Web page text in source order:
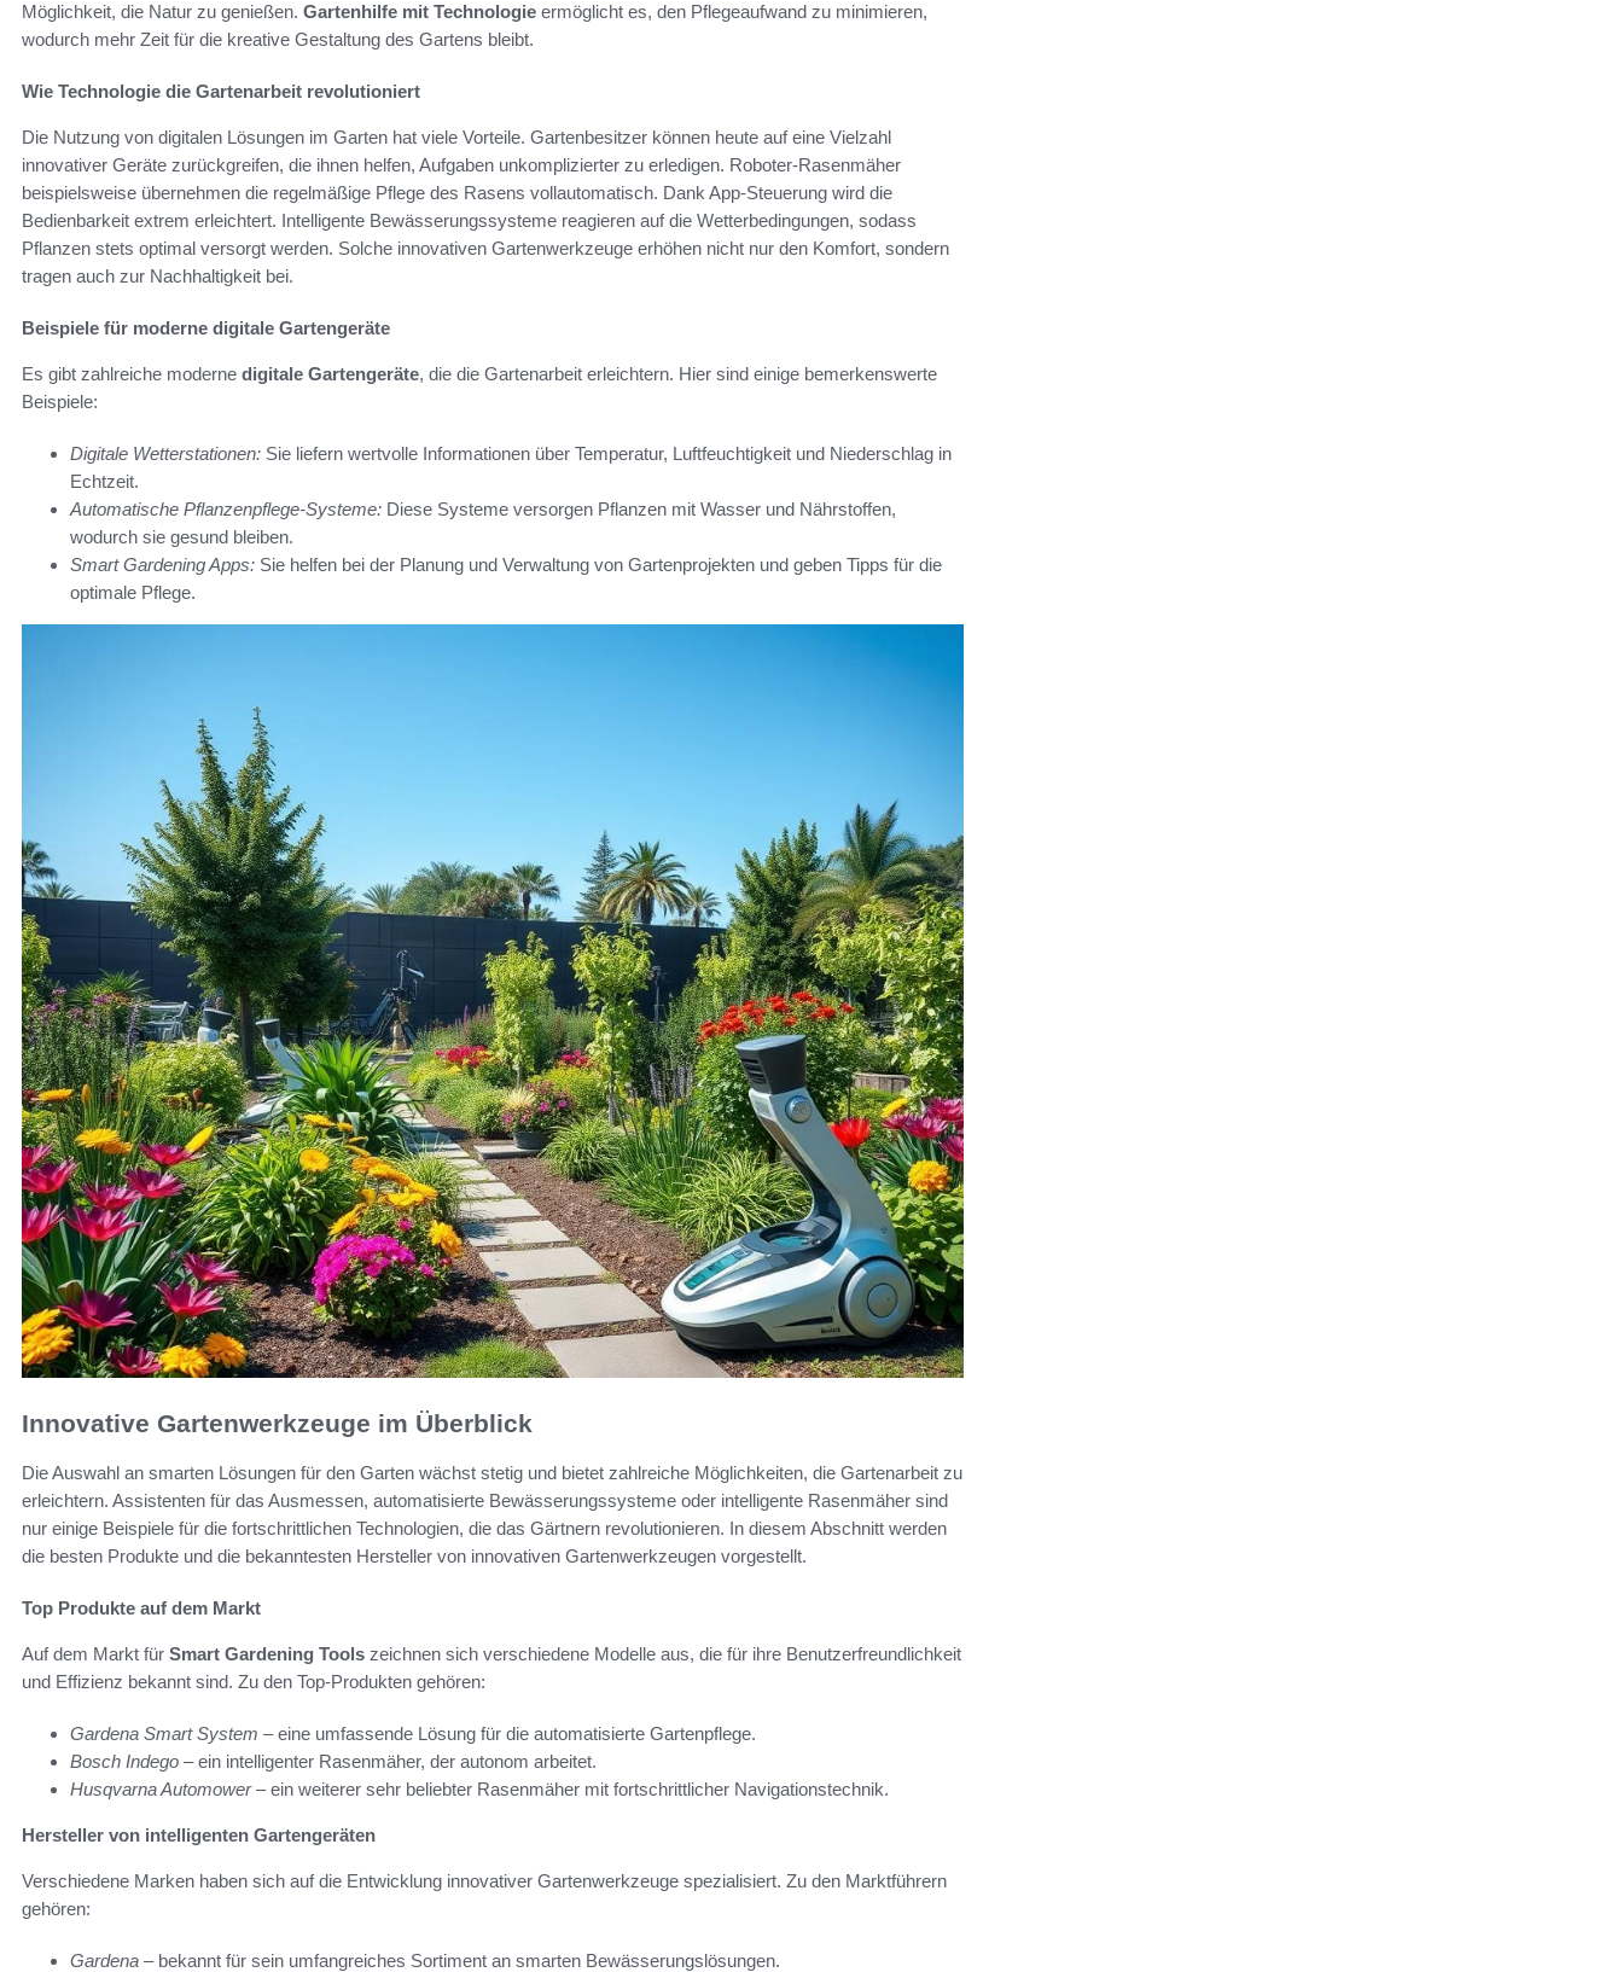
Möglichkeit, die Natur zu genießen. Gartenhilfe mit Technologie ermöglicht es, den Pflegeaufwand zu minimieren,
wodurch mehr Zeit für die kreative Gestaltung des Gartens bleibt.
Wie Technologie die Gartenarbeit revolutioniert
Die Nutzung von digitalen Lösungen im Garten hat viele Vorteile. Gartenbesitzer können heute auf eine Vielzahl
innovativer Geräte zurückgreifen, die ihnen helfen, Aufgaben unkomplizierter zu erledigen. Roboter-Rasenmäher
beispielsweise übernehmen die regelmäßige Pflege des Rasens vollautomatisch. Dank App-Steuerung wird die
Bedienbarkeit extrem erleichtert. Intelligente Bewässerungssysteme reagieren auf die Wetterbedingungen, sodass
Pflanzen stets optimal versorgt werden. Solche innovativen Gartenwerkzeuge erhöhen nicht nur den Komfort, sondern
tragen auch zur Nachhaltigkeit bei.
Beispiele für moderne digitale Gartengeräte
Es gibt zahlreiche moderne digitale Gartengeräte, die die Gartenarbeit erleichtern. Hier sind einige bemerkenswerte
Beispiele:
Digitale Wetterstationen: Sie liefern wertvolle Informationen über Temperatur, Luftfeuchtigkeit und Niederschlag in
Echtzeit.
Automatische Pflanzenpflege-Systeme: Diese Systeme versorgen Pflanzen mit Wasser und Nährstoffen,
wodurch sie gesund bleiben.
Smart Gardening Apps: Sie helfen bei der Planung und Verwaltung von Gartenprojekten und geben Tipps für die
optimale Pflege.
Innovative Gartenwerkzeuge im Überblick
Die Auswahl an smarten Lösungen für den Garten wächst stetig und bietet zahlreiche Möglichkeiten, die Gartenarbeit zu
erleichtern. Assistenten für das Ausmessen, automatisierte Bewässerungssysteme oder intelligente Rasenmäher sind
nur einige Beispiele für die fortschrittlichen Technologien, die das Gärtnern revolutionieren. In diesem Abschnitt werden
die besten Produkte und die bekanntesten Hersteller von innovativen Gartenwerkzeugen vorgestellt.
Top Produkte auf dem Markt
Auf dem Markt für Smart Gardening Tools zeichnen sich verschiedene Modelle aus, die für ihre Benutzerfreundlichkeit
und Effizienz bekannt sind. Zu den Top-Produkten gehören:
Gardena Smart System – eine umfassende Lösung für die automatisierte Gartenpflege.
Bosch Indego – ein intelligenter Rasenmäher, der autonom arbeitet.
Husqvarna Automower– ein weiterer sehr beliebter Rasenmäher mit fortschrittlicher Navigationstechnik.
Hersteller von intelligenten Gartengeräten
Verschiedene Marken haben sich auf die Entwicklung innovativer Gartenwerkzeuge spezialisiert. Zu den Marktführern
gehören:
Gardena – bekannt für sein umfangreiches Sortiment an smarten Bewässerungslösungen.